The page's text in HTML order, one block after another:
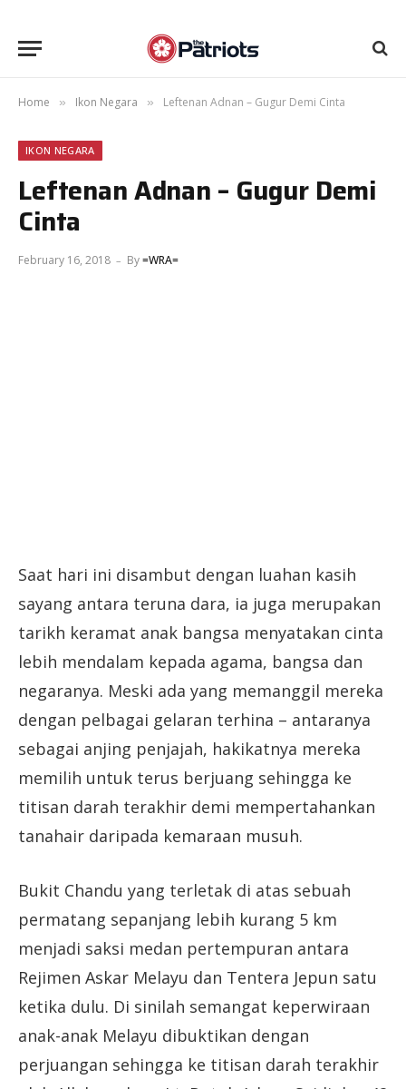
Home » Ikon Negara » Leftenan Adnan – Gugur Demi Cinta
IKON NEGARA
Leftenan Adnan – Gugur Demi
Cinta
February 16, 2018 By=WRA=
Saat hari ini disambut dengan luahan kasih
sayang antara teruna dara, ia juga merupakan
tarikh keramat anak bangsa menyatakan cinta
lebih mendalam kepada agama, bangsa dan
negaranya. Meski ada yang memanggil mereka
dengan pelbagai gelaran terhina – antaranya
sebagai anjing penjajah, hakikatnya mereka
memilih untuk terus berjuang sehingga ke
titisan darah terakhir demi mempertahankan
tanahair daripada kemaraan musuh.
Bukit Chandu yang terletak di atas sebuah
permatang sepanjang lebih kurang 5 km
menjadi saksi medan pertempuran antara
Rejimen Askar Melayu dan Tentera Jepun satu
ketika dulu. Di sinilah semangat keperwiraan
anak-anak Melayu dibuktikan dengan
perjuangan sehingga ke titisan darah terakhir